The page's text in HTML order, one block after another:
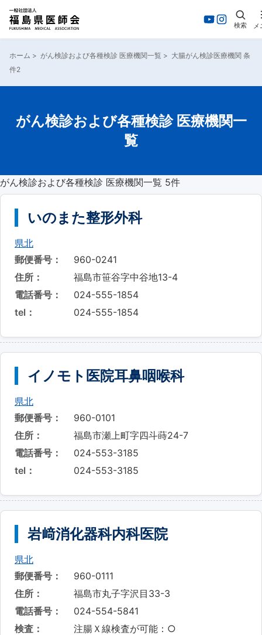
検索 メ
ホーム > がん検診および各種検診 医療機関一覧 > 大腸がん検診医療機関 条
件2
がん検診および各種検診 医療機関一
覧
がん検診および各種検診 医療機関一覧 5件
いのまた整形外科
県北
郵便番号：
960-0241
住所：
福島市笹谷字中谷地13-4
電話番号：
024-555-1854
tel：
024-555-1854
イノモト医院耳鼻咽喉科
県北
郵便番号：
960-0101
住所：
福島市瀬上町字四斗蒔24-7
電話番号：
024-553-3185
tel：
024-553-3185
岩﨑消化器科内科医院
県北
郵便番号：
960-0111
住所：
福島市丸子字沢目33-3
電話番号：
024-554-5841
検査：
注腸Ｘ線検査が可能：○